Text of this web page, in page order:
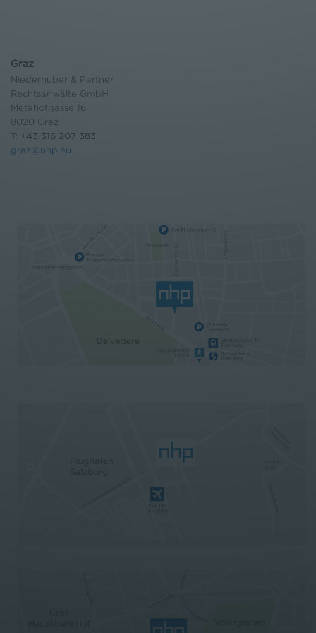
Graz
Niederhuber & Partner
Rechtsanwälte GmbH
Metahofgasse 16
8020 Graz
T: +43 316 207 383
graz@nhp.eu